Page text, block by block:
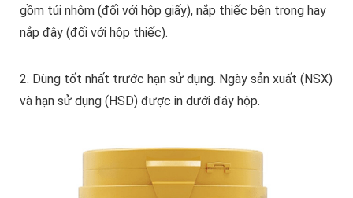
gồm túi nhôm (đối với hộp giấy), nắp thiếc bên trong hay
nắp đậy (đối với hộp thiếc).
2. Dùng tốt nhất trước hạn sử dụng. Ngày sản xuất (NSX)
và hạn sử dụng (HSD) được in dưới đáy hộp.